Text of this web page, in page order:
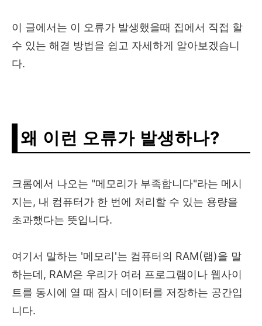
이 글에서는 이 오류가 발생했을때 집에서 직접 할
수 있는 해결 방법을 쉽고 자세하게 알아보겠습니
다.
왜 이런 오류가 발생하나?
크롬에서 나오는 "메모리가 부족합니다"라는 메시
지는, 내 컴퓨터가 한 번에 처리할 수 있는 용량을
초과했다는 뜻입니다.
여기서 말하는 '메모리'는 컴퓨터의 RAM(램)을 말
하는데, RAM은 우리가 여러 프로그램이나 웹사이
트를 동시에 열 때 잠시 데이터를 저장하는 공간입
니다.